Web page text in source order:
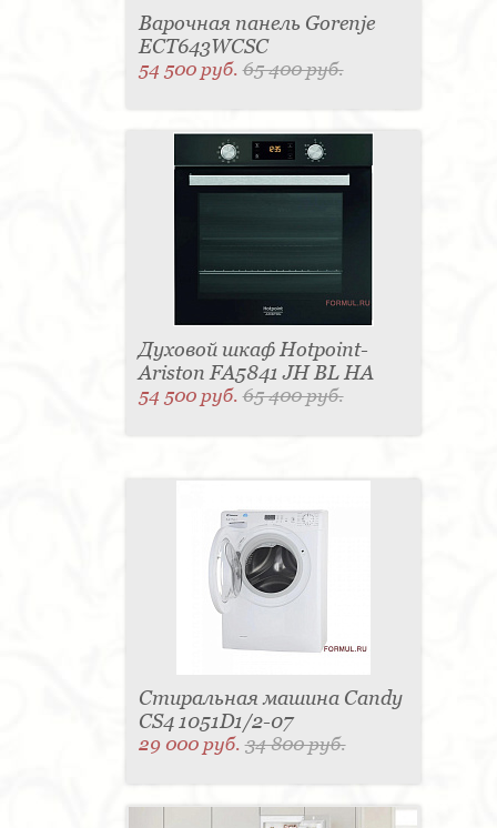
Варочная панель Gorenje
ECT643WCSC
54 500 руб.65 400 руб.
Духовой шкаф Hotpoint-
Ariston FA5841 JH BL HA
54 500 руб.65 400 руб.
Стиральная машина Candy
CS4 1051D1/2-07
29 000 руб.34 800 руб.